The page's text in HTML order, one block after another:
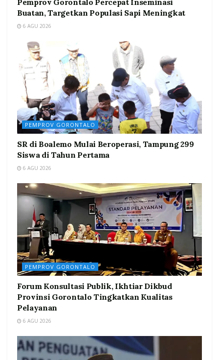
Pemprov Gorontalo Percepat Inseminasi
Buatan, Targetkan Populasi Sapi Meningkat
6 AGU 2026
PEMPROV GORONTALO
SR di Boalemo Mulai Beroperasi, Tampung 299
Siswa di Tahun Pertama
6 AGU 2026
PEMPROV GORONTALO
Forum Konsultasi Publik, Ikhtiar Dikbud
Provinsi Gorontalo Tingkatkan Kualitas
Pelayanan
6 AGU 2026